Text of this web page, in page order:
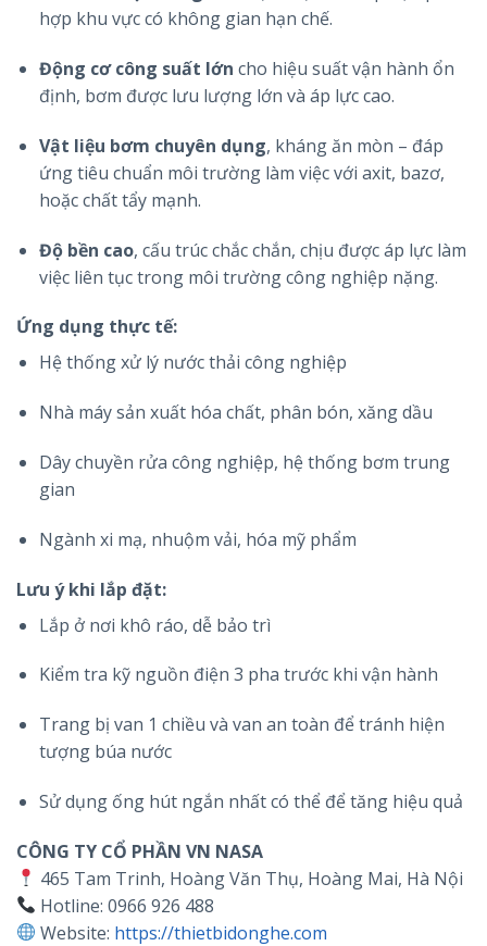
hợp khu vực có không gian hạn chế.
Động cơ công suất lớn cho hiệu suất vận hành ổn
định, bơm được lưu lượng lớn và áp lực cao.
Vật liệu bơm chuyên dụng, kháng ăn mòn – đáp
ứng tiêu chuẩn môi trường làm việc với axit, bazơ,
hoặc chất tẩy mạnh.
Độ bền cao, cấu trúc chắc chắn, chịu được áp lực làm
việc liên tục trong môi trường công nghiệp nặng.
Ứng dụng thực tế:
Hệ thống xử lý nước thải công nghiệp
Nhà máy sản xuất hóa chất, phân bón, xăng dầu
Dây chuyền rửa công nghiệp, hệ thống bơm trung
gian
Ngành xi mạ, nhuộm vải, hóa mỹ phẩm
Lưu ý khi lắp đặt:
Lắp ở nơi khô ráo, dễ bảo trì
Kiểm tra kỹ nguồn điện 3 pha trước khi vận hành
Trang bị van 1 chiều và van an toàn để tránh hiện
tượng búa nước
Sử dụng ống hút ngắn nhất có thể để tăng hiệu quả
CÔNG TY CỔ PHẦN VN NASA
465 Tam Trinh, Hoàng Văn Thụ, Hoàng Mai, Hà Nội
Hotline: 0966 926 488
Website: https://thietbidonghe.com